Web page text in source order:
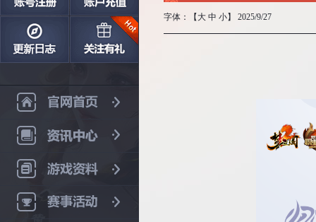
字体：【 大 中 小】 2025/9/27